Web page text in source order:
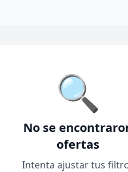
🔍
No se
ofertas
Intenta ajustar tus